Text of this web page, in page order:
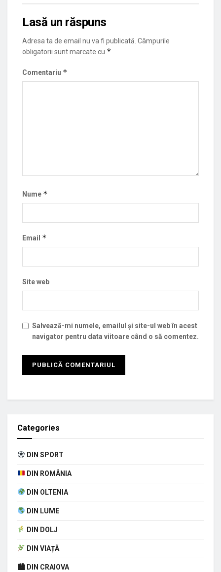
Lasă un răspuns
Adresa ta de email nu va fi publicată. Câmpurile
obligatorii sunt marcate cu *
Comentariu *
Nume *
Email *
Site web
Salvează-mi numele, emailul și site-ul web în acest
navigator pentru data viitoare când o să comentez.
Categories
DIN SPORT
DIN ROMÂNIA
DIN OLTENIA
DIN LUME
DIN DOLJ
DIN VIAȚĂ
🏙 DIN CRAIOVA